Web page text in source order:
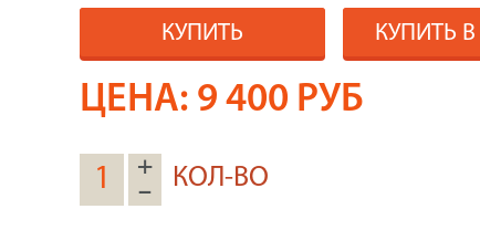
КУПИТЬ КУПИТЬ
ЦЕНА: 9 400 РУБ
+
–
КОЛ-ВО